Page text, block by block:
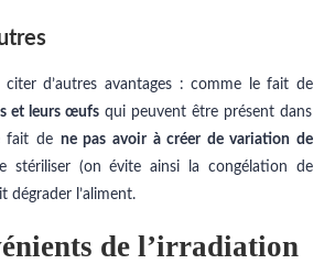
d’autres avantages : comme le fait de
et leurs œufs qui peuvent être présent dans
fait de ne pas avoir à créer de variation de
stériliser (on évite ainsi la congélation de
dégrader l’aliment.
de l’irradiation